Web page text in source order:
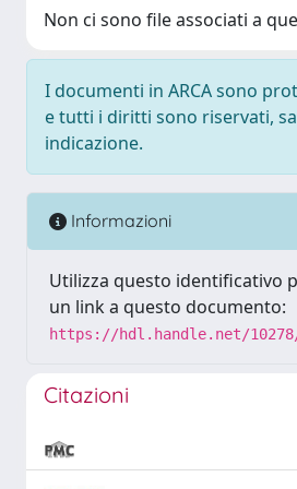
Non ci sono file associati a
I documenti in ARCA sono
e tutti i diritti sono riservati,
indicazione.
Informazioni
Utilizza questo identificativo
un link a questo documento:
https://hdl.handle.net/10278/
Citazioni